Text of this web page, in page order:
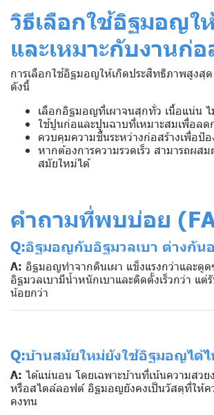
วิธีเลือกใช้อิฐมอญใ
และเหมาะกับงานก่อ
การเลือกใช้อิฐมอญให้เกิดประสิทธิภาพสูงสุ
ดังนี้
เลือกอิฐมอญที่เผาจนสุกทั่ว เนื้อแน่น ไ
ใช้ปูนก่อและปูนฉาบที่เหมาะสมเพื่อลด
ควบคุมความชื้นระหว่างก่อสร้างเพื่อป้
หากต้องการความรวดเร็ว สามารถผ
สมัยใหม่ได้
คำถามที่พบบ่อย
Q:อิฐมอญกับอิฐมวลเบา ต่างกัน
A: อิฐมอญทำจากดินเผา แข็งแรงกว่าและดู
อิฐมวลเบามีน้ำหนักเบาและติดตั้งเร็วกว่า แต่
น้อยกว่า
Q:บ้านสมัยใหม่ยังใช้อิฐมอญได้
A: ได้แน่นอน โดยเฉพาะบ้านที่เน้นความสวย
หรือสไตล์ลอฟต์ อิฐมอญยังคงเป็นวัสดุที่ให้ค
คงทน